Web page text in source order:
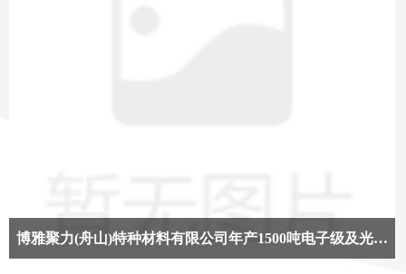
博雅聚力(舟山)特种材料有限公司年产1500吨电子级及光学级聚酰亚胺薄膜项目一 期项目环境影响评价公示